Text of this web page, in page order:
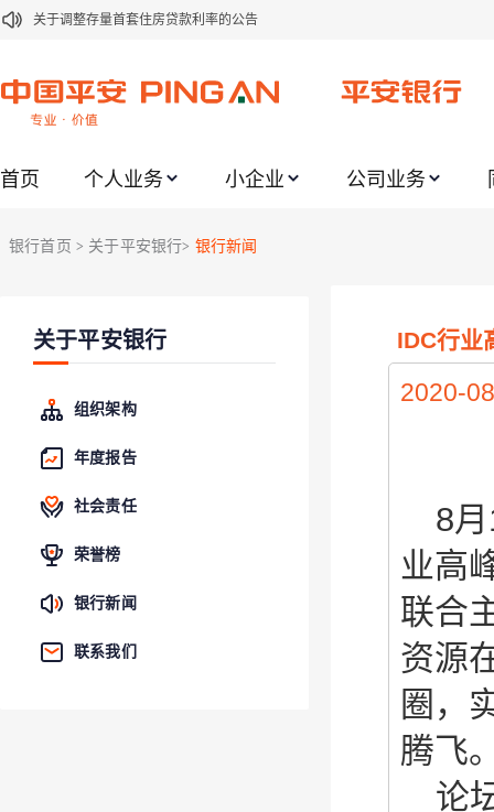
关于调整存量首套住房贷款利率的公告
关于修订《平安银行代理个人客户贵金属交易协议书》的公告
关于我行聚金宝交易软件升级更新的通知
关于2020年端午节期间上金所代理业务调整合约保证金比例和涨跌幅度限制的
关于加强代理贵金属业务风险防范的提示
首页 个人业务 小企业 公司业务
银行首页 > 关于平安银行> 银行新闻
关于平安银行
组织架构
年度报告
社会责任
荣誉榜
银行新闻
联系我们
IDC行业
2020-
8
业高
联合
资源
圈，
腾飞
论